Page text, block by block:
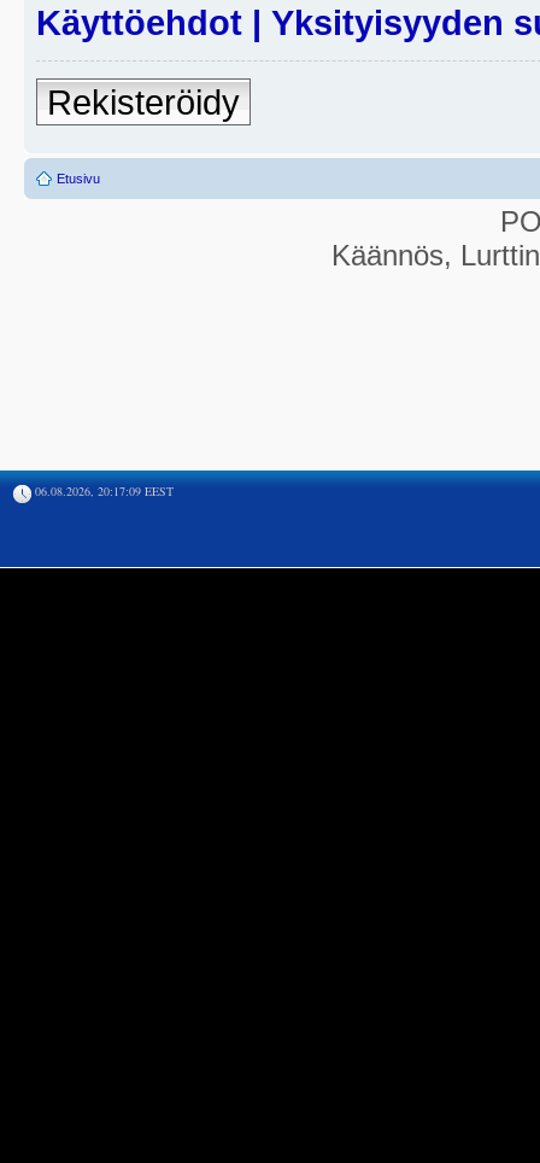
Käyttöehdot | Yksityisyyden
Rekisteröidy
Etusivu
Käännös,
06.08.2026, 20:17:09 EEST